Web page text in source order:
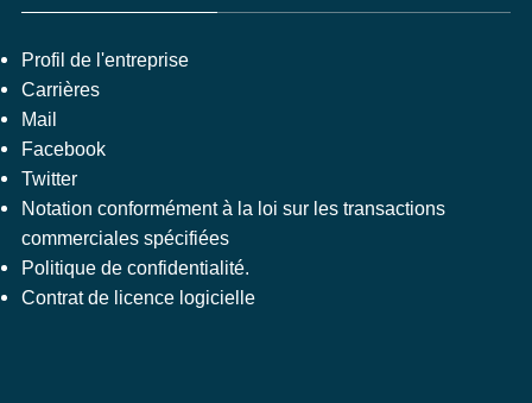
Profil de l'entreprise
Carrières
Mail
Facebook
Twitter
Notation conformément à la loi sur les transactions
commerciales spécifiées
Politique de confidentialité.
Contrat de licence logicielle